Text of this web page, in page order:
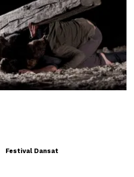
Festival Dansat